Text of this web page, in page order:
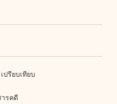
เปรียบเทียบ
รคดี